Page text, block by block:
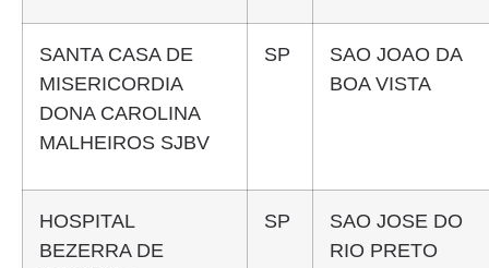
SANTA CASA DE
MISERICORDIA
DONA CAROLINA
MALHEIROS SJBV
SP
SAO JOAO DA
BOA VISTA
HOSPITAL
BEZERRA DE
SP
SAO JOSE DO
RIO PRETO